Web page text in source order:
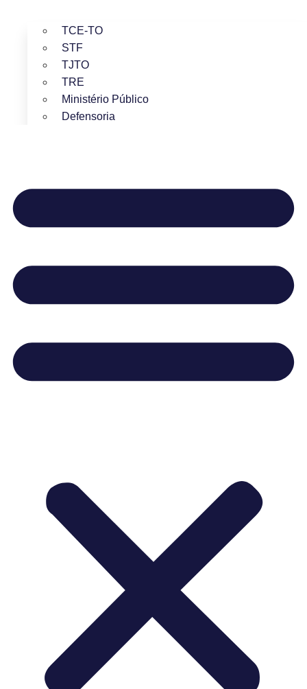
TCE-TO
STF
TJTO
TRE
Ministério Público
Defensoria